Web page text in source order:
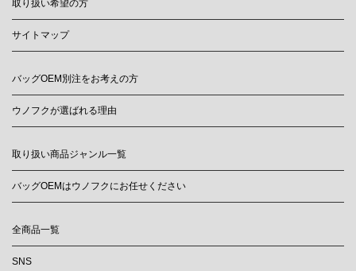
取り扱い希望の方
サイトマップ
バッグOEM別注をお考えの方
ウノフクが選ばれる理由
取り扱い商品ジャンル一覧
バッグOEMはウノフクにお任せください
全商品一覧
SNS